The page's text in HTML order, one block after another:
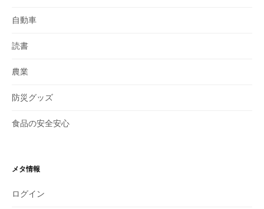
自動車
読書
農業
防災グッズ
食品の安全安心
メタ情報
ログイン